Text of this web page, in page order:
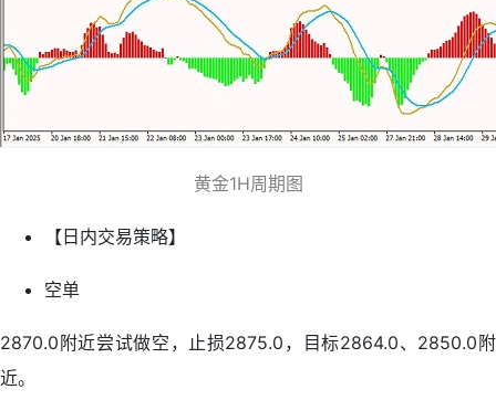
黄金1H周期图
【日内交易策略】
空单
2870.0附近尝试做空，止损2875.0，目标2864.0、2850.0附
近。